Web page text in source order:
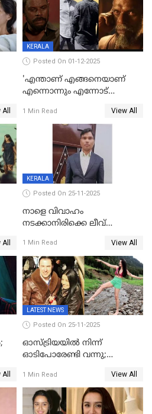
KERALA
Posted On 01-12-2025
'എന്താണ് എങ്ങനെയാണ്
എന്നൊന്നും എന്നോട്
താനുമുണ്ടെന്ന് വിനായകൻ
1 Min Read View All
KERALA
Posted On 25-11-2025
നാളെ വിവാഹം
നടക്കാനിരിക്കെ ലീവ്
സൂപ്പർവൈസർ
ജീവനൊടുക്കി
1 Min Read View All
LATEST NEWS
Posted On 25-11-2025
ഓസ്ട്രിയയിൽ നിന്ന്
ഓടിപോരേണ്ടി വന്നു;
ശാരീരികമായും ഉപദ്രവിച്ചു;
ഭർത്താവിനെതിരെ 50 കോടി
രൂപ നഷ്ടപരിഹാരം
1 Min Read View All